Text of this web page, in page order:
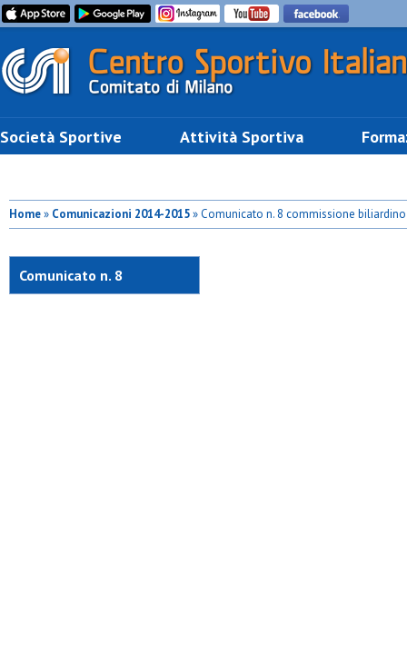
Società Sportive Attività Sportiva
Home» Comunicazioni 2014-2015» Comunicato n. 8 commissione biliardino
Comunicato n. 8